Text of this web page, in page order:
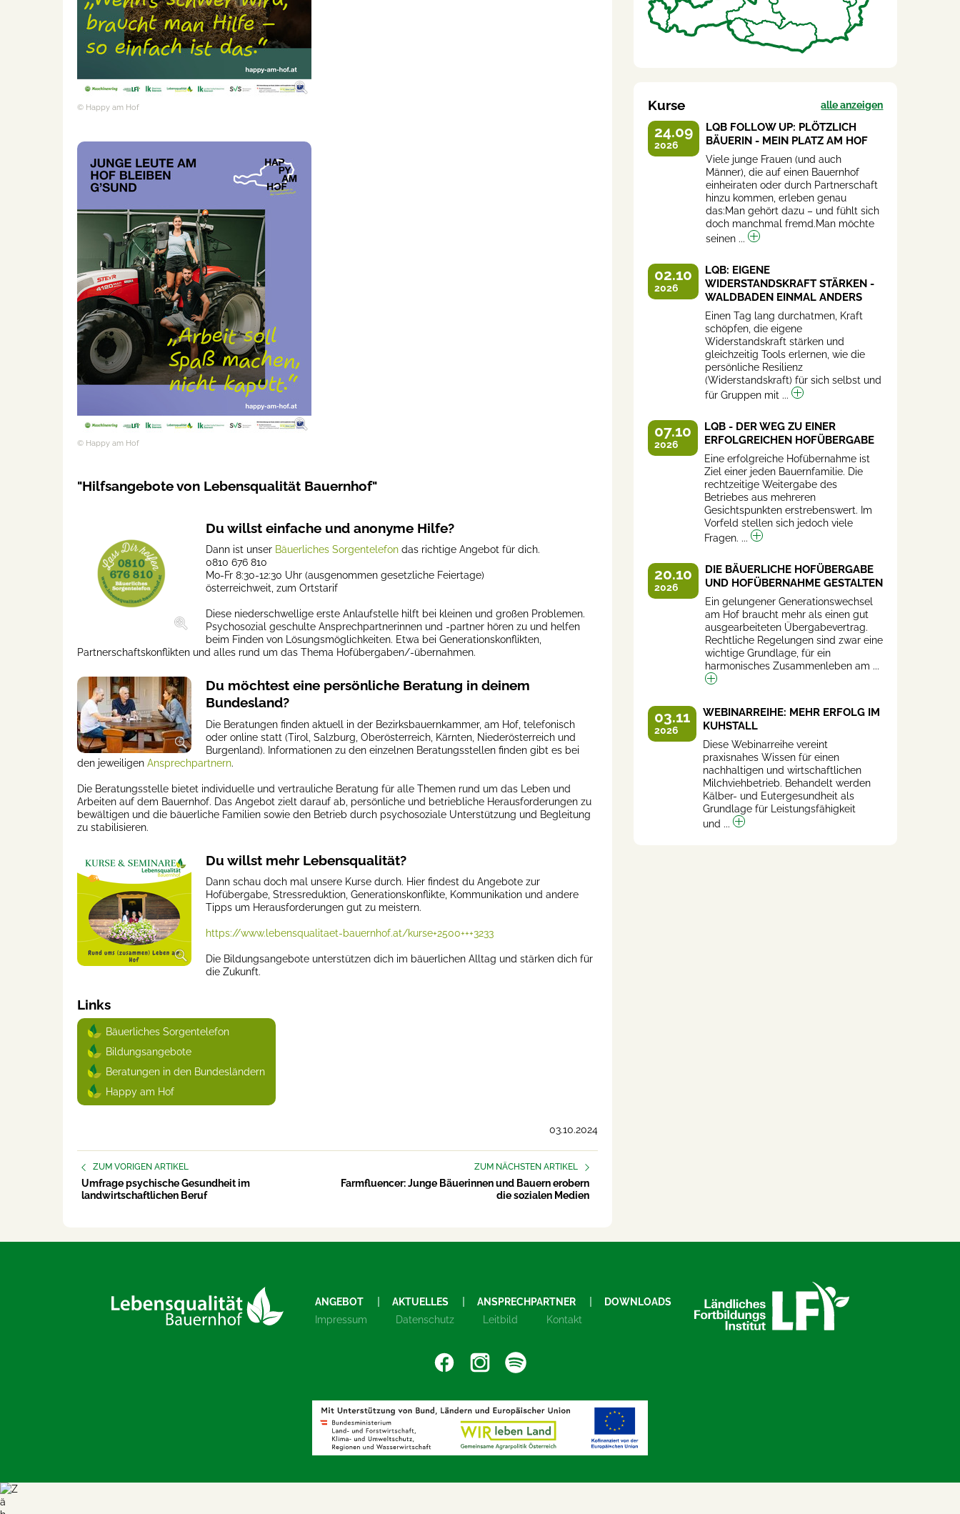
© Happy am Hof
© Happy am Hof
"Hilfsangebote von Lebensqualität Bauernhof"
Du willst einfache und anonyme Hilfe?
Dann ist unser Bäuerliches Sorgentelefondas richtige Angebot für dich.
0810 676 810
Mo-Fr 8:30-12:30 Uhr (ausgenommen gesetzliche Feiertage)
österreichweit, zum Ortstarif
Diese niederschwellige erste Anlaufstelle hilft bei kleinen und großen Problemen.
Psychosozial geschulte Ansprechpartnerinnen und -partner hören zu und helfen
beim Finden von Lösungsmöglichkeiten. Etwa bei Generationskonflikten,
Partnerschaftskonflikten und alles rund um das Thema Hofübergaben/-übernahmen.
Du möchtest eine persönliche Beratung in deinem
Bundesland?
Die Beratungen finden aktuell in der Bezirksbauernkammer, am Hof, telefonisch
oder online statt (Tirol, Salzburg, Oberösterreich, Kärnten, Niederösterreich und
Burgenland). Informationen zu den einzelnen Beratungsstellen finden gibt es bei
den jeweiligen Ansprechpartnern.
Die Beratungsstelle bietet individuelle und vertrauliche Beratung für alle Themen rund um das Leben und
Arbeiten auf dem Bauernhof. Das Angebot zielt darauf ab, persönliche und betriebliche Herausforderungen zu
bewältigen und die bäuerliche Familien sowie den Betrieb durch psychosoziale Unterstützung und Begleitung
zu stabilisieren.
Du willst mehr Lebensqualität?
Dann schau doch mal unsere Kurse durch. Hier findest du Angebote zur
Hofübergabe, Stressreduktion, Generationskonflikte, Kommunikation und andere
Tipps um Herausforderungen gut zu meistern.
https://www.lebensqualitaet-bauernhof.at/kurse+2500+++3233
Die Bildungsangebote unterstützen dich im bäuerlichen Alltag und stärken dich für
die Zukunft.
Links
Bäuerliches Sorgentelefon
Bildungsangebote
Beratungen in den Bundesländern
Happy am Hof
03.10.2024
ZUM VORIGEN ARTIKEL
Umfrage psychische Gesundheit im
landwirtschaftlichen Beruf
ZUM NÄCHSTEN ARTIKEL
Farmfluencer: Junge Bäuerinnen und Bauern erobern
die sozialen Medien
Kurse alle anzeigen
24.09
2026
LQB FOLLOW UP: PLÖTZLICH
BÄUERIN - MEIN PLATZ AM HOF
Viele junge Frauen (und auch
Männer), die auf einen Bauernhof
einheiraten oder durch Partnerschaft
hinzu kommen, erleben genau
das:Man gehört dazu – und fühlt sich
doch manchmal fremd.Man möchte
seinen ...
02.10
2026
LQB: EIGENE
WIDERSTANDSKRAFT STÄRKEN -
WALDBADEN EINMAL ANDERS
Einen Tag lang durchatmen, Kraft
schöpfen, die eigene
Widerstandskraft stärken und
gleichzeitig Tools erlernen, wie die
persönliche Resilienz
(Widerstandskraft) für sich selbst und
für Gruppen mit ...
07.10
2026
LQB - DER WEG ZU EINER
ERFOLGREICHEN HOFÜBERGABE
Eine erfolgreiche Hofübernahme ist
Ziel einer jeden Bauernfamilie. Die
rechtzeitige Weitergabe des
Betriebes aus mehreren
Gesichtspunkten erstrebenswert. Im
Vorfeld stellen sich jedoch viele
Fragen. ...
20.10
2026
DIE BÄUERLICHE HOFÜBERGABE
UND HOFÜBERNAHME GESTALTEN
Ein gelungener Generationswechsel
am Hof braucht mehr als einen gut
ausgearbeiteten Übergabevertrag.
Rechtliche Regelungen sind zwar eine
wichtige Grundlage, für ein
harmonisches Zusammenleben am ...
03.11
2026
WEBINARREIHE: MEHR ERFOLG IM
KUHSTALL
Diese Webinarreihe vereint
praxisnahes Wissen für einen
nachhaltigen und wirtschaftlichen
Milchviehbetrieb. Behandelt werden
Kälber- und Eutergesundheit als
Grundlage für Leistungsfähigkeit
und ...
ANGEBOT AKTUELLES ANSPRECHPARTNER
DOWNLOADS
Impressum
Datenschutz Leitbild Kontakt